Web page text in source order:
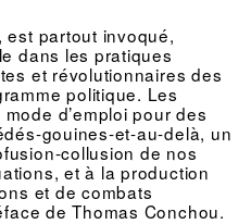
est partout invoqué,
dans les pratiques
et révolutionnaires des
politique. Les
d’emploi pour des
gouines-et-au-delà, un
collusion de nos
et à la production
et de combats
de Thomas Conchou.